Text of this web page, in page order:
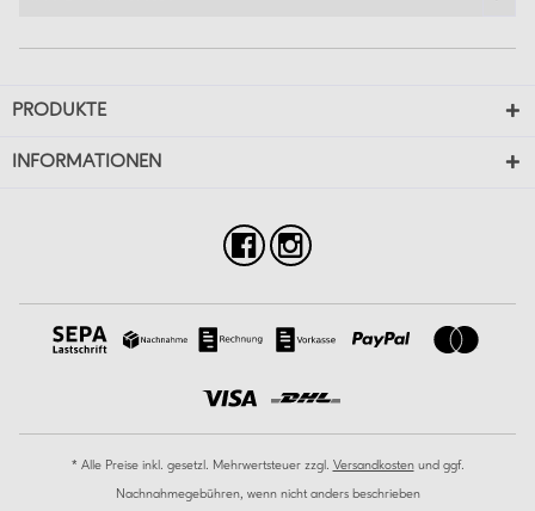
PRODUKTE
INFORMATIONEN
* Alle Preise inkl. gesetzl. Mehrwertsteuer zzgl. Versandkostenund ggf.
Nachnahmegebühren, wenn nicht anders beschrieben